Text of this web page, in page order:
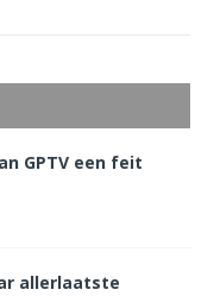
GPTV een feit
allerlaatste